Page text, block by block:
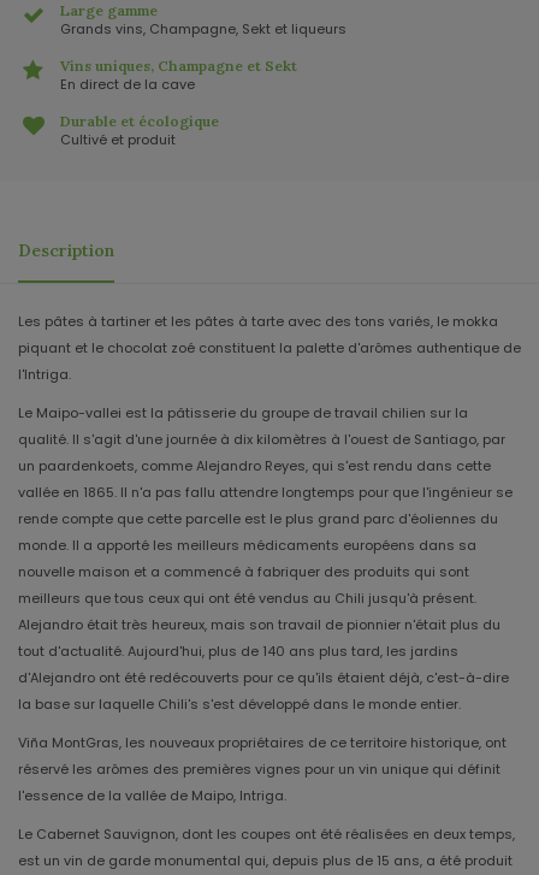
Large gamme
Grands vins, Champagne, Sekt et liqueurs
Vins uniques, Champagne et Sekt
En direct de la cave
Durable et écologique
Cultivé et produit
Description
Les pâtes à tartiner et les pâtes à tarte avec des tons variés, le mokka
piquant et le chocolat zoé constituent la palette d'arômes authentique de
l'Intriga.
Le Maipo-vallei est la pâtisserie du groupe de travail chilien sur la
qualité. Il s'agit d'une journée à dix kilomètres à l'ouest de Santiago, par
un paardenkoets, comme Alejandro Reyes, qui s'est rendu dans cette
vallée en 1865. Il n'a pas fallu attendre longtemps pour que l'ingénieur se
rende compte que cette parcelle est le plus grand parc d'éoliennes du
monde. Il a apporté les meilleurs médicaments européens dans sa
nouvelle maison et a commencé à fabriquer des produits qui sont
meilleurs que tous ceux qui ont été vendus au Chili jusqu'à présent.
Alejandro était très heureux, mais son travail de pionnier n'était plus du
tout d'actualité. Aujourd'hui, plus de 140 ans plus tard, les jardins
d'Alejandro ont été redécouverts pour ce qu'ils étaient déjà, c'est-à-dire
la base sur laquelle Chili's s'est développé dans le monde entier.
Viña MontGras, les nouveaux propriétaires de ce territoire historique, ont
réservé les arômes des premières vignes pour un vin unique qui définit
l'essence de la vallée de Maipo, Intriga.
Le Cabernet Sauvignon, dont les coupes ont été réalisées en deux temps,
est un vin de garde monumental qui, depuis plus de 15 ans, a été produit